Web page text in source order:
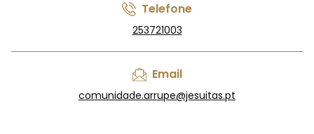
Telefone
253721003
Email
comunidade.arrupe@jesuitas.pt